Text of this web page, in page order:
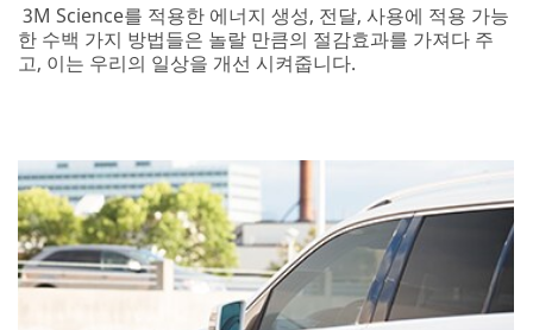
3M Science를 적용한 에너지 생성, 전달, 사용에 적용 가능
한 수백 가지 방법들은 놀랄 만큼의 절감효과를 가져다 주
고, 이는 우리의 일상을 개선 시켜줍니다.